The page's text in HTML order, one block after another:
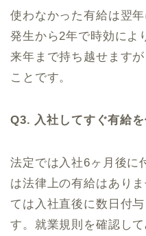
使わなかった有給は翌
発生から2年で時効によ
来年まで持ち越せます
ことです。
Q3. 入社してすぐ有給
法定では入社6ヶ月後に
は法律上の有給はあり
ては入社直後に数日付
す。就業規則を確認して